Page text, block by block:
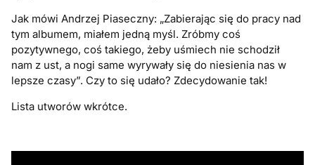
Jak mówi Andrzej Piaseczny: „Zabierając się do pracy nad
tym albumem, miałem jedną myśl. Zróbmy coś
pozytywnego, coś takiego, żeby uśmiech nie schodził
nam z ust, a nogi same wyrywały się do niesienia nas w
lepsze czasy”. Czy to się udało? Zdecydowanie tak!
Lista utworów wkrótce.